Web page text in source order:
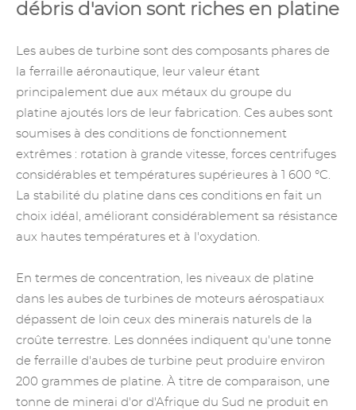
débris d'avion sont riches en platine
Les aubes de turbine sont des composants phares de
la ferraille aéronautique, leur valeur étant
principalement due aux métaux du groupe du
platine ajoutés lors de leur fabrication. Ces aubes sont
soumises à des conditions de fonctionnement
extrêmes : rotation à grande vitesse, forces centrifuges
considérables et températures supérieures à 1 600 °C.
La stabilité du platine dans ces conditions en fait un
choix idéal, améliorant considérablement sa résistance
aux hautes températures et à l'oxydation.
En termes de concentration, les niveaux de platine
dans les aubes de turbines de moteurs aérospatiaux
dépassent de loin ceux des minerais naturels de la
croûte terrestre. Les données indiquent qu'une tonne
de ferraille d'aubes de turbine peut produire environ
200 grammes de platine. À titre de comparaison, une
tonne de minerai d'or d'Afrique du Sud ne produit en